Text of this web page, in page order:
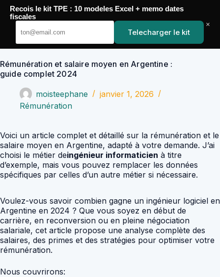
Passer
contenu
YoupiJobs
Rémunération et salaire moyen en Argentine :
guide complet 2024
moisteephane
janvier 1, 2026
Rémunération
Voici un article complet et détaillé sur la rémunération et le
salaire moyen en Argentine, adapté à votre demande. J’ai
choisi le métier deingénieur informaticien à titre
d’exemple, mais vous pouvez remplacer les données
spécifiques par celles d’un autre métier si nécessaire.
Voulez-vous savoir combien gagne un ingénieur logiciel en
Argentine en 2024 ? Que vous soyez en début de
carrière, en reconversion ou en pleine négociation
salariale, cet article propose une analyse complète des
salaires, des primes et des stratégies pour optimiser votre
rémunération.
Nous couvrirons:
Recois le kit TPE : 10 modeles Excel + memo dates
fiscales
Telecharger le kit
×